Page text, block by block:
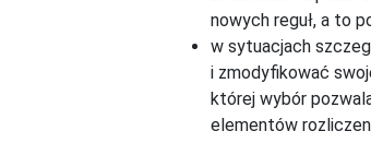
nowych reguł, a to
w sytuacjach
i zmodyfikować
której wybór
elementów